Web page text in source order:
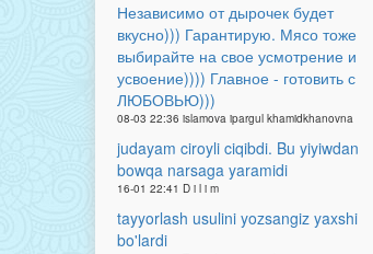
Независимо от дырочек будет
вкусно))) Гарантирую. Мясо тоже
выбирайте на свое усмотрение и
усвоение)))) Главное - готовить с
ЛЮБОВЬЮ)))
08-03 22:36 islamova ipargul khamidkhanovna
judayam ciroyli ciqibdi. Bu yiyiwdan
bowqa narsaga yaramidi
16-01 22:41 D i l i m
tayyorlash usulini yozsangiz yaxshi
bo'lardi